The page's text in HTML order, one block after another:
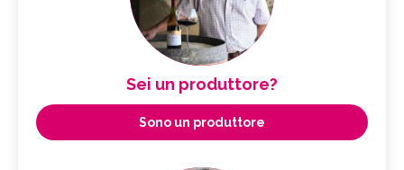
Sei un produttore?
Sono un produttore